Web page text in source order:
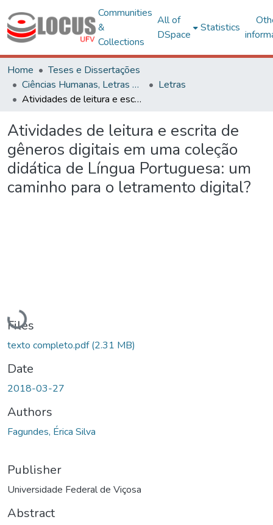
Communities
&
Collections
All of
DSpace
Statistics
Home
Teses e Dissertações
Ciências Humanas, Letras e Artes
Letras
Atividades de leitura e escrita de gêneros digitais em uma coleção didática de Língua Portuguesa: um caminho para o letramento digital?
Atividades de leitura e escrita de
gêneros digitais em uma coleção
didática de Língua Portuguesa: um
caminho para o letramento digital?
Loading...
Files
texto completo.pdf(2.31 MB)
Date
2018-03-27
Authors
Fagundes, Érica Silva
Publisher
Universidade Federal de Viçosa
Abstract